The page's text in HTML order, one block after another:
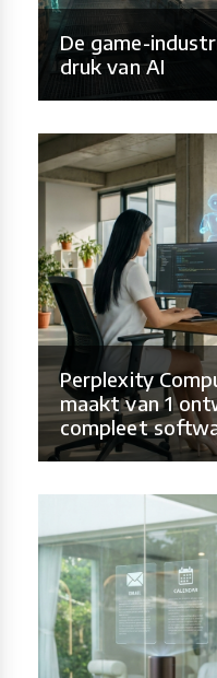
De game-
druk van AI
Perplexity
maakt van 1
compleet